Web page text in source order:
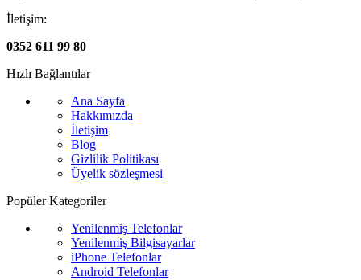
İletişim:
0352 611 99 80
Hızlı Bağlantılar
Ana Sayfa
Hakkımızda
İletişim
Blog
Gizlilik Politikası
Üyelik sözleşmesi
Popüler Kategoriler
Yenilenmiş Telefonlar
Yenilenmiş Bilgisayarlar
iPhone Telefonlar
Android Telefonlar